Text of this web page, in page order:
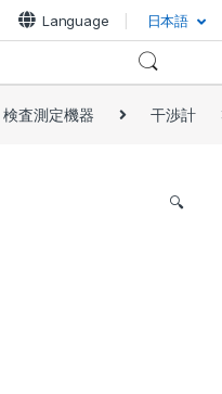
Language 日本語
検査測定機器 干渉計
🔍